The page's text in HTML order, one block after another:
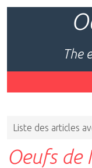
The
Liste des articles
Oeufs de